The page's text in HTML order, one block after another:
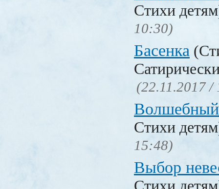
Стихи
10:30)
Басенка
(22.11.2017 /
Стихи
15:48)
Выбор